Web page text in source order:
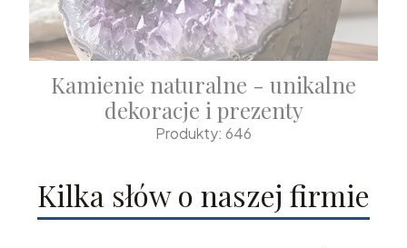
Kamienie naturalne - unikalne
dekoracje i prezenty
Produkty: 646
Kilka słów o naszej firmie